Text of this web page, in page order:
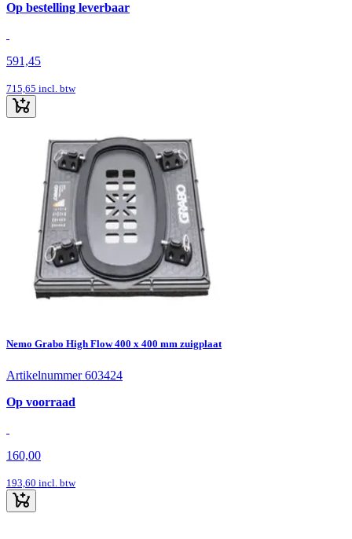
Op bestelling leverbaar
591,45
715,65 incl. btw
Nemo Grabo High Flow 400 x 400 mm zuigplaat
Artikelnummer 603424
Op voorraad
160,00
193,60 incl. btw